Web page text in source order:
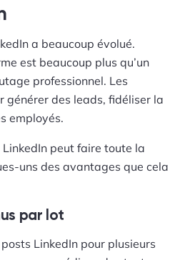
a beaucoup évolué.
est beaucoup plus qu’un
professionnel. Les
générer des leads, fidéliser la
employés.
peut faire toute la
uns des avantages que cela
par lot
LinkedIn pour plusieurs